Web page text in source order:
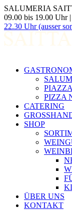
Zum
Inhalt
springen
SALUMERIA
09.00 bis 19.00 Uhr |
22.30 Uhr (ausser
PIZZA
CATERING
SHOP
ÜBER UNS
KONTAKT